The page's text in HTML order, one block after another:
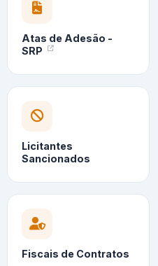
Atas de Adesão -
SRP
Licitantes
Sancionados
Fiscais de Contratos